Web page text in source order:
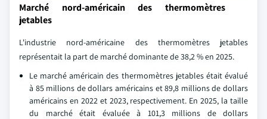
Marché nord-américain des thermomètres
jetables
L'industrie nord-américaine des thermomètres jetables
représentait la part de marché dominante de 38,2 % en 2025.
Le marché américain des thermomètres jetables était évalué
à 85 millions de dollars américains et 89,8 millions de dollars
américains en 2022 et 2023, respectivement. En 2025, la taille
du marché était évaluée à 101,3 millions de dollars